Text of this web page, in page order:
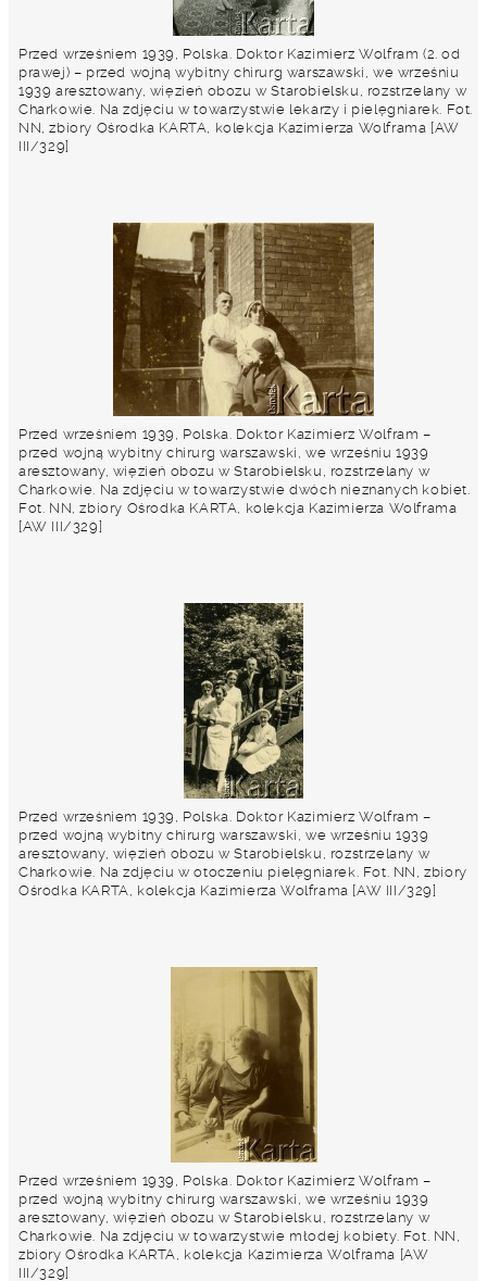
Przed wrześniem 1939, Polska. Doktor Kazimierz Wolfram (2. od
prawej) – przed wojną wybitny chirurg warszawski, we wrześniu
1939 aresztowany, więzień obozu w Starobielsku, rozstrzelany w
Charkowie. Na zdjęciu w towarzystwie lekarzy i pielęgniarek. Fot.
NN, zbiory Ośrodka KARTA, kolekcja Kazimierza Wolframa [AW
III/329]
Przed wrześniem 1939, Polska. Doktor Kazimierz Wolfram –
przed wojną wybitny chirurg warszawski, we wrześniu 1939
aresztowany, więzień obozu w Starobielsku, rozstrzelany w
Charkowie. Na zdjęciu w towarzystwie dwóch nieznanych kobiet.
Fot. NN, zbiory Ośrodka KARTA, kolekcja Kazimierza Wolframa
[AW III/329]
Przed wrześniem 1939, Polska. Doktor Kazimierz Wolfram –
przed wojną wybitny chirurg warszawski, we wrześniu 1939
aresztowany, więzień obozu w Starobielsku, rozstrzelany w
Charkowie. Na zdjęciu w otoczeniu pielęgniarek. Fot. NN, zbiory
Ośrodka KARTA, kolekcja Kazimierza Wolframa [AW III/329]
Przed wrześniem 1939, Polska. Doktor Kazimierz Wolfram –
przed wojną wybitny chirurg warszawski, we wrześniu 1939
aresztowany, więzień obozu w Starobielsku, rozstrzelany w
Charkowie. Na zdjęciu w towarzystwie młodej kobiety. Fot. NN,
zbiory Ośrodka KARTA, kolekcja Kazimierza Wolframa [AW
III/329]